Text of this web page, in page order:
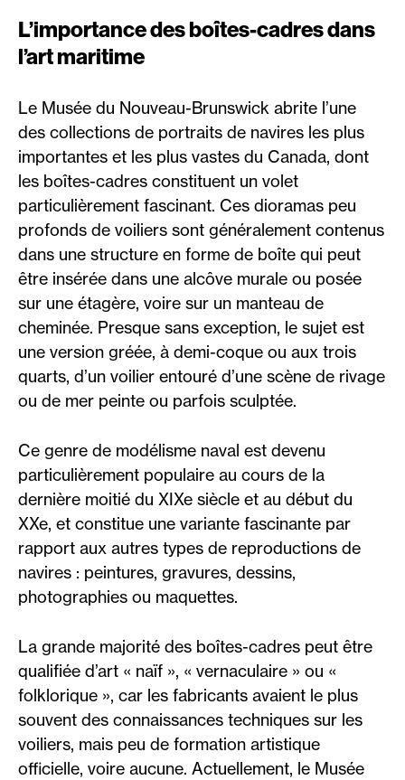
L’importance des boîtes-cadres dans
l’art maritime
Le Musée du Nouveau-Brunswick abrite l’une
des collections de portraits de navires les plus
importantes et les plus vastes du Canada, dont
les boîtes-cadres constituent un volet
particulièrement fascinant. Ces dioramas peu
profonds de voiliers sont généralement contenus
dans une structure en forme de boîte qui peut
être insérée dans une alcôve murale ou posée
sur une étagère, voire sur un manteau de
cheminée. Presque sans exception, le sujet est
une version gréée, à demi-coque ou aux trois
quarts, d’un voilier entouré d’une scène de rivage
ou de mer peinte ou parfois sculptée.
Ce genre de modélisme naval est devenu
particulièrement populaire au cours de la
dernière moitié du XIXe siècle et au début du
XXe, et constitue une variante fascinante par
rapport aux autres types de reproductions de
navires : peintures, gravures, dessins,
photographies ou maquettes.
La grande majorité des boîtes-cadres peut être
qualifiée d’art « naïf », « vernaculaire » ou «
folklorique », car les fabricants avaient le plus
souvent des connaissances techniques sur les
voiliers, mais peu de formation artistique
officielle, voire aucune. Actuellement, le Musée